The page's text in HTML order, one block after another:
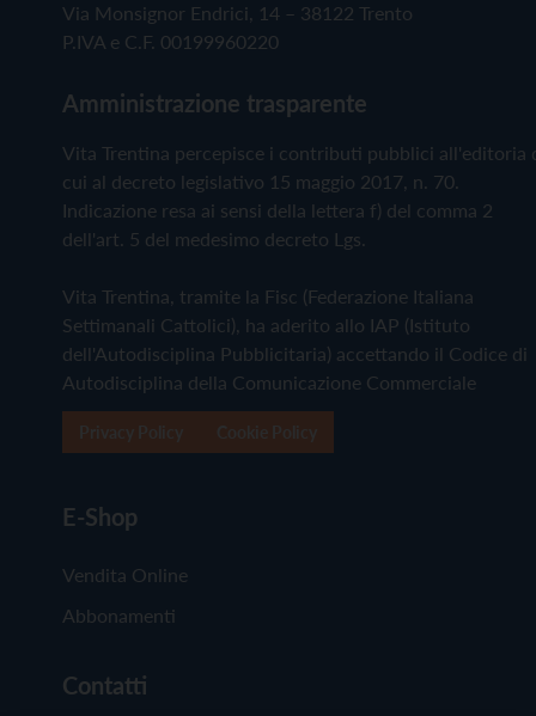
Via Monsignor Endrici, 14 – 38122 Trento
P.IVA e C.F. 00199960220
Amministrazione trasparente
Vita Trentina percepisce i contributi pubblici all'editoria
cui al decreto legislativo 15 maggio 2017, n. 70.
Indicazione resa ai sensi della lettera f) del comma 2
dell'art. 5 del medesimo decreto Lgs.
Vita Trentina, tramite la Fisc (Federazione Italiana
Settimanali Cattolici), ha aderito allo IAP (Istituto
dell'Autodisciplina Pubblicitaria) accettando il Codice di
Autodisciplina della Comunicazione Commerciale
E-Shop
Vendita Online
Abbonamenti
Contatti